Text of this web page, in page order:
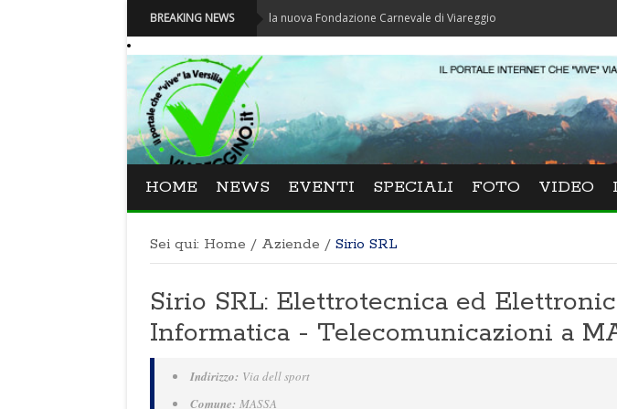
BREAKING NEWS
Carnevale - Nominata la nuova Fondazione Carnevale di Viareggio
HOME NEWS EVENTI SPECIALI FOTO VIDEO
Sei qui: Home / Aziende / Sirio SRL
Sirio SRL: Elettrotecnica ed
Informatica - Telecomunicazioni a
Indirizzo: Via dell sport
Comune: MASSA